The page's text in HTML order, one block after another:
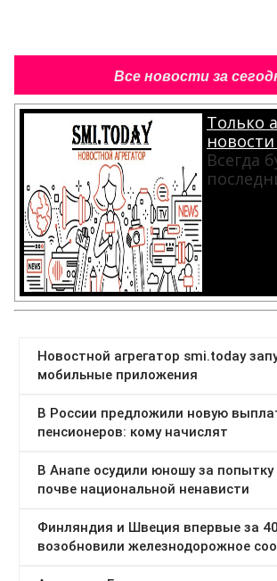
Все новости за
Только
Всегда